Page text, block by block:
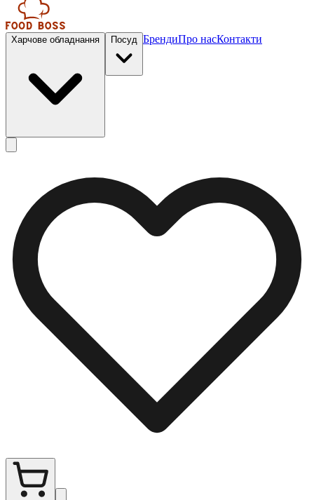
Харчове обладнання Посуд БрендиПро насКонтакти